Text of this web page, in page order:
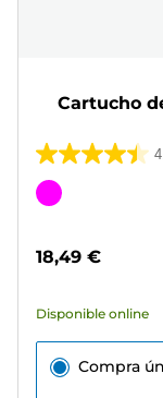
Cartucho
4.4
de
72
Cartucho
18,49 €
Disponible online
Compra